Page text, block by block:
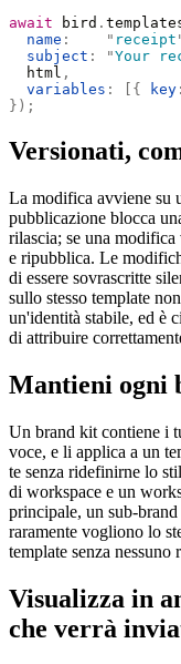
await bird .
  name
:
    "
receipt
  subject
: "Your
  html
,
  variables
: [{ key :
});
Versionati,
La modifica avviene su
pubblicazione blocca
rilascia; se una
e ripubblica. Le
di essere sovrascritte
sullo stesso template
un'identità stabile, ed è
di attribuire
Mantieni ogni
Un brand kit contiene i
voce, e li applica a un
te senza ridefinirne lo
di workspace e un
principale, un sub-
raramente vogliono lo
template senza
Visualizza in
che verrà